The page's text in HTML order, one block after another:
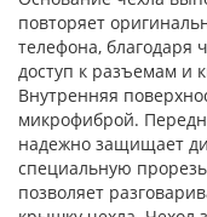
повторяет
телефона, благодаря
доступ к разъемам и
Внутренняя
микрофиброй.
надежно защищает
специальную
позволяет